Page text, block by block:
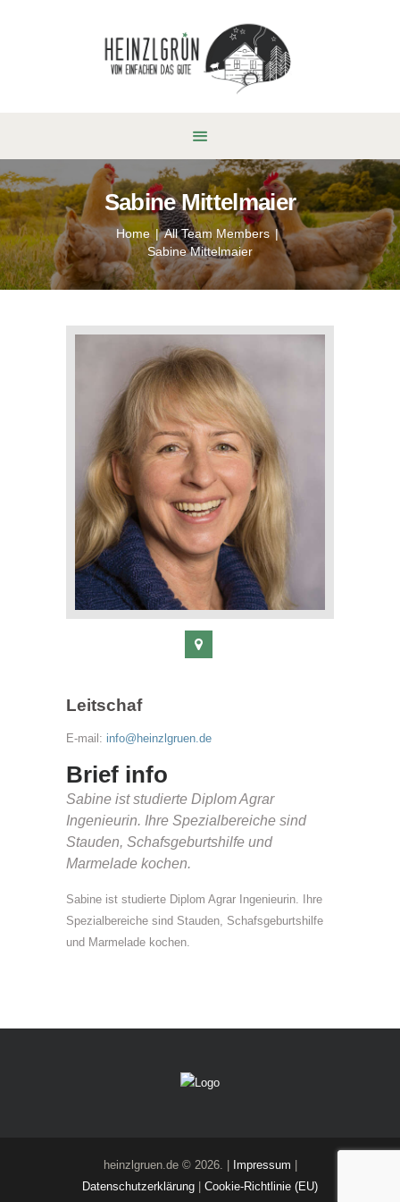
Sabine Mittelmaier
Home
All Team Members
Sabine Mittelmaier
Leitschaf
E-mail: info@heinzlgruen.de
Brief info
Sabine ist studierte Diplom Agrar
Ingenieurin. Ihre Spezialbereiche sind
Stauden, Schafsgeburtshilfe und
Marmelade kochen.
Sabine ist studierte Diplom Agrar Ingenieurin. Ihre
Spezialbereiche sind Stauden, Schafsgeburtshilfe
und Marmelade kochen.
heinzlgruen.de © 2026. | Impressum
Datenschutzerklärung
Cookie-Richtlinie (EU)